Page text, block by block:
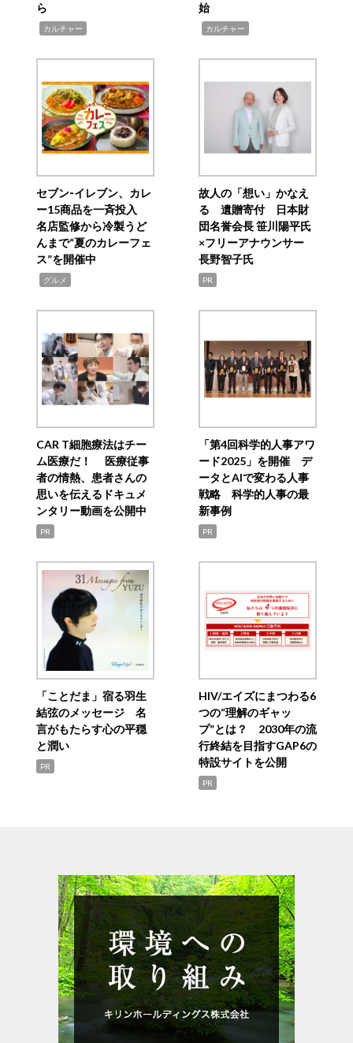
ら
カルチャー
始
カルチャー
セブン‐イレブン、カレ
ー15商品を一斉投入
名店監修から冷製うど
んまで“夏のカレーフェ
ス”を開催中
グルメ
故人の「想い」かなえ
る 遺贈寄付 日本財
団名誉会長 笹川陽平氏
×フリーアナウンサー
長野智子氏
PR
CAR T細胞療法はチー
ム医療だ！ 医療従事
者の情熱、患者さんの
思いを伝えるドキュメ
ンタリー動画を公開中
PR
「第4回科学的人事アワ
ード2025」を開催 デ
ータとAIで変わる人事
戦略 科学的人事の最
新事例
PR
「ことだま」宿る羽生
結弦のメッセージ 名
言がもたらす心の平穏
と潤い
PR
HIV/エイズにまつわる6
つの“理解のギャッ
プ”とは？ 2030年の流
行終結を目指すGAP6の
特設サイトを公開
PR